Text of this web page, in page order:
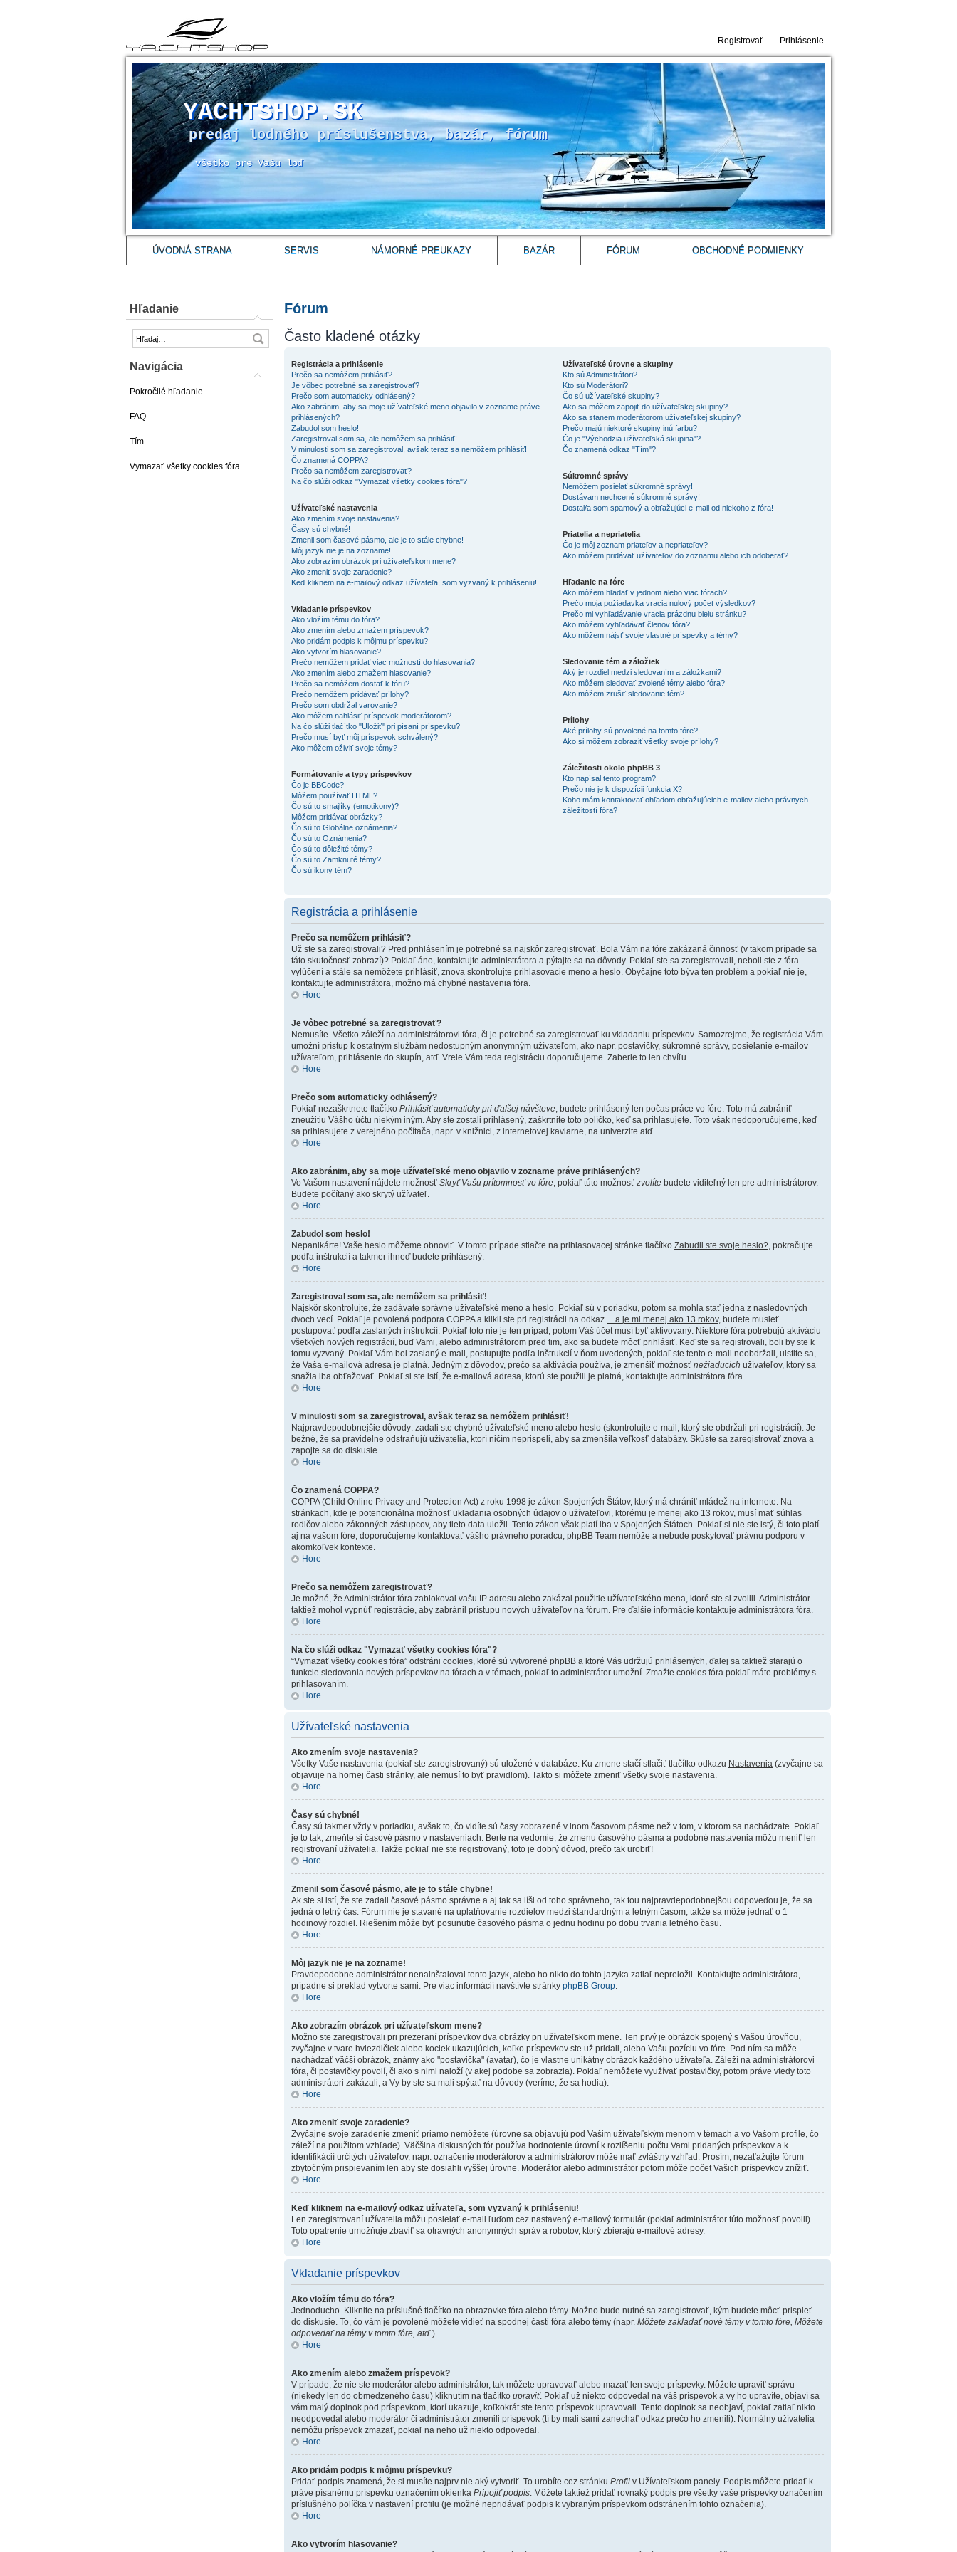
Registrovať Prihlásenie
YACHTSHOP.SK
predaj lodného príslušenstva, bazár, fórum
všetko pre Vašu loď
ÚVODNÁ STRANA SERVIS NÁMORNÉ PREUKAZY BAZÁR FÓRUM OBCHODNÉ PODMIENKY
Hľadanie
Navigácia
Pokročilé hľadanie
FAQ
Tím
Vymazať všetky cookies fóra
Fórum
Často kladené otázky
Registrácia a prihlásenie
Prečo sa nemôžem prihlásiť?
Je vôbec potrebné sa zaregistrovať?
Prečo som automaticky odhlásený?
Ako zabránim, aby sa moje užívateľské meno objavilo v zozname práve
prihlásených?
Zabudol som heslo!
Zaregistroval som sa, ale nemôžem sa prihlásiť!
V minulosti som sa zaregistroval, avšak teraz sa nemôžem prihlásiť!
Čo znamená COPPA?
Prečo sa nemôžem zaregistrovať?
Na čo slúži odkaz "Vymazať všetky cookies fóra"?
Užívateľské nastavenia
Ako zmením svoje nastavenia?
Časy sú chybné!
Zmenil som časové pásmo, ale je to stále chybne!
Môj jazyk nie je na zozname!
Ako zobrazím obrázok pri užívateľskom mene?
Ako zmeniť svoje zaradenie?
Keď kliknem na e-mailový odkaz užívateľa, som vyzvaný k prihláseniu!
Vkladanie príspevkov
Ako vložím tému do fóra?
Ako zmením alebo zmažem príspevok?
Ako pridám podpis k môjmu príspevku?
Ako vytvorím hlasovanie?
Prečo nemôžem pridať viac možností do hlasovania?
Ako zmením alebo zmažem hlasovanie?
Prečo sa nemôžem dostať k fóru?
Prečo nemôžem pridávať prílohy?
Prečo som obdržal varovanie?
Ako môžem nahlásiť príspevok moderátorom?
Na čo slúži tlačítko "Uložiť" pri písaní príspevku?
Prečo musí byť môj príspevok schválený?
Ako môžem oživiť svoje témy?
Formátovanie a typy príspevkov
Čo je BBCode?
Môžem používať HTML?
Čo sú to smajlíky (emotikony)?
Môžem pridávať obrázky?
Čo sú to Globálne oznámenia?
Čo sú to Oznámenia?
Čo sú to dôležité témy?
Čo sú to Zamknuté témy?
Čo sú ikony tém?
Užívateľské úrovne a skupiny
Kto sú Administrátori?
Kto sú Moderátori?
Čo sú užívateľské skupiny?
Ako sa môžem zapojiť do užívateľskej skupiny?
Ako sa stanem moderátorom užívateľskej skupiny?
Prečo majú niektoré skupiny inú farbu?
Čo je "Východzia užívateľská skupina"?
Čo znamená odkaz "Tím"?
Súkromné správy
Nemôžem posielať súkromné správy!
Dostávam nechcené súkromné správy!
Dostal/a som spamový a obťažujúci e-mail od niekoho z fóra!
Priatelia a nepriatelia
Čo je môj zoznam priateľov a nepriateľov?
Ako môžem pridávať užívateľov do zoznamu alebo ich odoberať?
Hľadanie na fóre
Ako môžem hľadať v jednom alebo viac fórach?
Prečo moja požiadavka vracia nulový počet výsledkov?
Prečo mi vyhľadávanie vracia prázdnu bielu stránku?
Ako môžem vyhľadávať členov fóra?
Ako môžem nájsť svoje vlastné príspevky a témy?
Sledovanie tém a záložiek
Aký je rozdiel medzi sledovaním a záložkami?
Ako môžem sledovať zvolené témy alebo fóra?
Ako môžem zrušiť sledovanie tém?
Prílohy
Aké prílohy sú povolené na tomto fóre?
Ako si môžem zobraziť všetky svoje prílohy?
Záležitosti okolo phpBB 3
Kto napísal tento program?
Prečo nie je k dispozícii funkcia X?
Koho mám kontaktovať ohľadom obťažujúcich e-mailov alebo právnych
záležitostí fóra?
Registrácia a prihlásenie
Prečo sa nemôžem prihlásiť?
Už ste sa zaregistrovali? Pred prihlásením je potrebné sa najskôr zaregistrovať. Bola Vám na fóre zakázaná činnosť (v takom prípade sa
táto skutočnosť zobrazí)? Pokiaľ áno, kontaktujte administrátora a pýtajte sa na dôvody. Pokiaľ ste sa zaregistrovali, neboli ste z fóra
vylúčení a stále sa nemôžete prihlásiť, znova skontrolujte prihlasovacie meno a heslo. Obyčajne toto býva ten problém a pokiaľ nie je,
kontaktujte administrátora, možno má chybné nastavenia fóra.
Hore
Je vôbec potrebné sa zaregistrovať?
Nemusíte. Všetko záleží na administrátorovi fóra, či je potrebné sa zaregistrovať ku vkladaniu príspevkov. Samozrejme, že registrácia Vám
umožní prístup k ostatným službám nedostupným anonymným užívateľom, ako napr. postavičky, súkromné správy, posielanie e-mailov
užívateľom, prihlásenie do skupín, atď. Vrele Vám teda registráciu doporučujeme. Zaberie to len chvíľu.
Hore
Prečo som automaticky odhlásený?
Pokiaľ nezaškrtnete tlačítko Prihlásiť automaticky pri ďalšej návšteve, budete prihlásený len počas práce vo fóre. Toto má zabrániť
zneužitiu Vášho účtu niekým iným. Aby ste zostali prihlásený, zaškrtnite toto políčko, keď sa prihlasujete. Toto však nedoporučujeme, keď
sa prihlasujete z verejného počítača, napr. v knižnici, z internetovej kaviarne, na univerzite atď.
Hore
Ako zabránim, aby sa moje užívateľské meno objavilo v zozname práve prihlásených?
Vo Vašom nastavení nájdete možnosť Skryť Vašu prítomnosť vo fóre, pokiaľ túto možnosť zvolíte budete viditeľný len pre administrátorov.
Budete počítaný ako skrytý užívateľ.
Hore
Zabudol som heslo!
Nepanikárte! Vaše heslo môžeme obnoviť. V tomto prípade stlačte na prihlasovacej stránke tlačítko Zabudli ste svoje heslo?, pokračujte
podľa inštrukcií a takmer ihneď budete prihlásený.
Hore
Zaregistroval som sa, ale nemôžem sa prihlásiť!
Najskôr skontrolujte, že zadávate správne užívateľské meno a heslo. Pokiaľ sú v poriadku, potom sa mohla stať jedna z nasledovných
dvoch vecí. Pokiaľ je povolená podpora COPPA a klikli ste pri registrácii na odkaz ... a je mi menej ako 13 rokov, budete musieť
postupovať podľa zaslaných inštrukcií. Pokiaľ toto nie je ten prípad, potom Váš účet musí byť aktivovaný. Niektoré fóra potrebujú aktiváciu
všetkých nových registrácií, buď Vami, alebo administrátorom pred tim, ako sa budete môcť prihlásiť. Keď ste sa registrovali, boli by ste k
tomu vyzvaný. Pokiaľ Vám bol zaslaný e-mail, postupujte podľa inštrukcií v ňom uvedených, pokiaľ ste tento e-mail neobdržali, uistite sa,
že Vaša e-mailová adresa je platná. Jedným z dôvodov, prečo sa aktivácia používa, je zmenšiť možnosť nežiaducich užívateľov, ktorý sa
snažia iba obťažovať. Pokiaľ si ste istí, že e-mailová adresa, ktorú ste použili je platná, kontaktujte administrátora fóra.
Hore
V minulosti som sa zaregistroval, avšak teraz sa nemôžem prihlásiť!
Najpravdepodobnejšie dôvody: zadali ste chybné užívateľské meno alebo heslo (skontrolujte e-mail, ktorý ste obdržali pri registrácií). Je
bežné, že sa pravidelne odstraňujú užívatelia, ktorí ničím neprispeli, aby sa zmenšila veľkosť databázy. Skúste sa zaregistrovať znova a
zapojte sa do diskusie.
Hore
Čo znamená COPPA?
COPPA (Child Online Privacy and Protection Act) z roku 1998 je zákon Spojených Štátov, ktorý má chrániť mládež na internete. Na
stránkach, kde je potencionálna možnosť ukladania osobných údajov o užívateľovi, ktorému je menej ako 13 rokov, musí mať súhlas
rodičov alebo zákonných zástupcov, aby tieto data uložil. Tento zákon však platí iba v Spojených Štátoch. Pokiaľ si nie ste istý, či toto platí
aj na vašom fóre, doporučujeme kontaktovať vášho právneho poradcu, phpBB Team nemôže a nebude poskytovať právnu podporu v
akomkoľvek kontexte.
Hore
Prečo sa nemôžem zaregistrovať?
Je možné, že Administrátor fóra zablokoval vašu IP adresu alebo zakázal použitie užívateľského mena, ktoré ste si zvolili. Administrátor
taktiež mohol vypnúť registrácie, aby zabránil prístupu nových užívateľov na fórum. Pre ďalšie informácie kontaktuje administrátora fóra.
Hore
Na čo slúži odkaz "Vymazať všetky cookies fóra"?
“Vymazať všetky cookies fóra” odstráni cookies, ktoré sú vytvorené phpBB a ktoré Vás udržujú prihlásených, ďalej sa taktiež starajú o
funkcie sledovania nových príspevkov na fórach a v témach, pokiaľ to administrátor umožní. Zmažte cookies fóra pokiaľ máte problémy s
prihlasovaním.
Hore
Užívateľské nastavenia
Ako zmením svoje nastavenia?
Všetky Vaše nastavenia (pokiaľ ste zaregistrovaný) sú uložené v databáze. Ku zmene stačí stlačiť tlačítko odkazu Nastavenia (zvyčajne sa
objavuje na hornej časti stránky, ale nemusí to byť pravidlom). Takto si môžete zmeniť všetky svoje nastavenia.
Hore
Časy sú chybné!
Časy sú takmer vždy v poriadku, avšak to, čo vidíte sú časy zobrazené v inom časovom pásme než v tom, v ktorom sa nachádzate. Pokiaľ
je to tak, zmeňte si časové pásmo v nastaveniach. Berte na vedomie, že zmenu časového pásma a podobné nastavenia môžu meniť len
registrovaní užívatelia. Takže pokiaľ nie ste registrovaný, toto je dobrý dôvod, prečo tak urobiť!
Hore
Zmenil som časové pásmo, ale je to stále chybne!
Ak ste si istí, že ste zadali časové pásmo správne a aj tak sa líši od toho správneho, tak tou najpravdepodobnejšou odpoveďou je, že sa
jedná o letný čas. Fórum nie je stavané na uplatňovanie rozdielov medzi štandardným a letným časom, takže sa môže jednať o 1
hodinový rozdiel. Riešením môže byť posunutie časového pásma o jednu hodinu po dobu trvania letného času.
Hore
Môj jazyk nie je na zozname!
Pravdepodobne administrátor nenainštaloval tento jazyk, alebo ho nikto do tohto jazyka zatiaľ nepreložil. Kontaktujte administrátora,
prípadne si preklad vytvorte sami. Pre viac informácií navštívte stránky phpBB Group.
Hore
Ako zobrazím obrázok pri užívateľskom mene?
Možno ste zaregistrovali pri prezeraní príspevkov dva obrázky pri užívateľskom mene. Ten prvý je obrázok spojený s Vašou úrovňou,
zvyčajne v tvare hviezdičiek alebo kociek ukazujúcich, koľko príspevkov ste už pridali, alebo Vašu pozíciu vo fóre. Pod ním sa môže
nachádzať väčší obrázok, známy ako "postavička" (avatar), čo je vlastne unikátny obrázok každého užívateľa. Záleží na administrátorovi
fóra, či postavičky povolí, či ako s nimi naloží (v akej podobe sa zobrazia). Pokiaľ nemôžete využívať postavičky, potom práve vtedy toto
administrátori zakázali, a Vy by ste sa mali spýtať na dôvody (veríme, že sa hodia).
Hore
Ako zmeniť svoje zaradenie?
Zvyčajne svoje zaradenie zmeniť priamo nemôžete (úrovne sa objavujú pod Vašim užívateľským menom v témach a vo Vašom profile, čo
záleží na použitom vzhľade). Väčšina diskusných fór používa hodnotenie úrovní k rozlíšeniu počtu Vami pridaných príspevkov a k
identifikácií určitých užívateľov, napr. označenie moderátorov a administrátorov môže mať zvláštny vzhľad. Prosím, nezaťažujte fórum
zbytočným prispievaním len aby ste dosiahli vyššej úrovne. Moderátor alebo administrátor potom môže počet Vašich príspevkov znížiť.
Hore
Keď kliknem na e-mailový odkaz užívateľa, som vyzvaný k prihláseniu!
Len zaregistrovaní užívatelia môžu posielať e-mail ľuďom cez nastavený e-mailový formulár (pokiaľ administrátor túto možnosť povolil).
Toto opatrenie umožňuje zbaviť sa otravných anonymných správ a robotov, ktorý zbierajú e-mailové adresy.
Hore
Vkladanie príspevkov
Ako vložím tému do fóra?
Jednoducho. Kliknite na príslušné tlačítko na obrazovke fóra alebo témy. Možno bude nutné sa zaregistrovať, kým budete môcť prispieť
do diskusie. To, čo vám je povolené môžete vidieť na spodnej časti fóra alebo témy (napr. Môžete zakladať nové témy v tomto fóre, Môžete
odpovedať na témy v tomto fóre, atď.).
Hore
Ako zmením alebo zmažem príspevok?
V prípade, že nie ste moderátor alebo administrátor, tak môžete upravovať alebo mazať len svoje príspevky. Môžete upraviť správu
(niekedy len do obmedzeného času) kliknutím na tlačítko upraviť. Pokiaľ už niekto odpovedal na váš príspevok a vy ho upravíte, objaví sa
vám malý doplnok pod príspevkom, ktorí ukazuje, koľkokrát ste tento príspevok upravovali. Tento doplnok sa neobjaví, pokiaľ zatiaľ nikto
neodpovedal alebo moderátor či administrátor zmenili príspevok (tí by mali sami zanechať odkaz prečo ho zmenili). Normálny užívatelia
nemôžu príspevok zmazať, pokiaľ na neho už niekto odpovedal.
Hore
Ako pridám podpis k môjmu príspevku?
Pridať podpis znamená, že si musíte najprv nie aký vytvoriť. To urobíte cez stránku Profil v Užívateľskom panely. Podpis môžete pridať k
práve písanému príspevku označením okienka Pripojiť podpis. Môžete taktiež pridať rovnaký podpis pre všetky vaše príspevky označením
príslušného políčka v nastavení profilu (je možné nepridávať podpis k vybraným príspevkom odstránením tohto označenia).
Hore
Ako vytvorím hlasovanie?